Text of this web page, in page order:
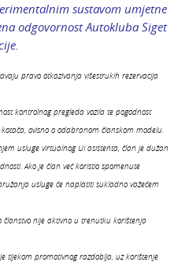
sustavom umjetne
odgovornost Autokluba Siget
pravo otkazivanja višestrukih rezervacija
kontrolnog pregleda vozila te pogodnost
ovisno o odabranom članskom modelu.
usluge virtualnog UI asistenta, član je dužan
Ako je član već koristio spomenute
usluge će naplatiti sukladno važećem
članstvo nije aktivno u trenutku korištenja
tijekom promotivnog razdoblja, uz korištenje